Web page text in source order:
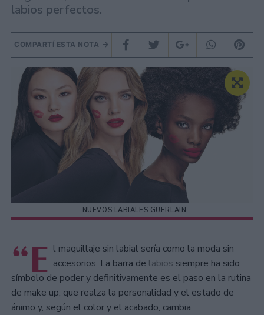
labios perfectos.
COMPARTÍ ESTA NOTA
NUEVOS LABIALES GUERLAIN
“E l maquillaje sin labial sería como la moda sin
accesorios. La barra de labios siempre ha sido
símbolo de poder y definitivamente es el paso en la rutina
de make up, que realza la personalidad y el estado de
ánimo y, según el color y el acabado, cambia